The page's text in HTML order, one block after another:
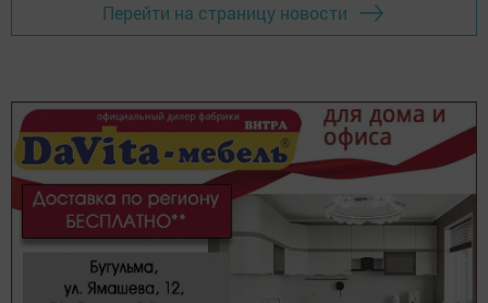
Перейти на страницу новости